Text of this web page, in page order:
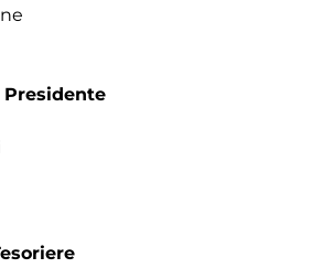
Presidente